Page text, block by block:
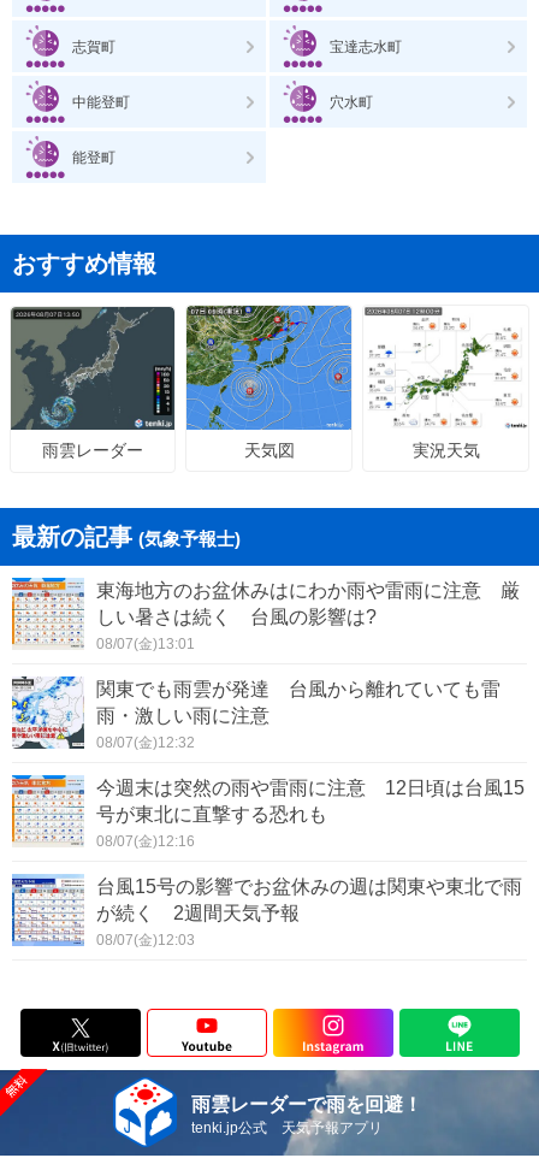
志賀町 宝達志水町
中能登町 穴水町
能登町
おすすめ情報
雨雲レーダー 天気図 実況天気
最新の記事 (気象予報士)
東海地方のお盆休みはにわか雨や雷雨に注意 厳
しい暑さは続く 台風の影響は?
08/07(金)13:01
関東でも雨雲が発達 台風から離れていても雷
雨・激しい雨に注意
08/07(金)12:32
今週末は突然の雨や雷雨に注意 12日頃は台風15
号が東北に直撃する恐れも
08/07(金)12:16
台風15号の影響でお盆休みの週は関東や東北で雨
が続く 2週間天気予報
08/07(金)12:03
雨雲レーダーで雨を回避！
tenki.jp公式 天気予報アプリ